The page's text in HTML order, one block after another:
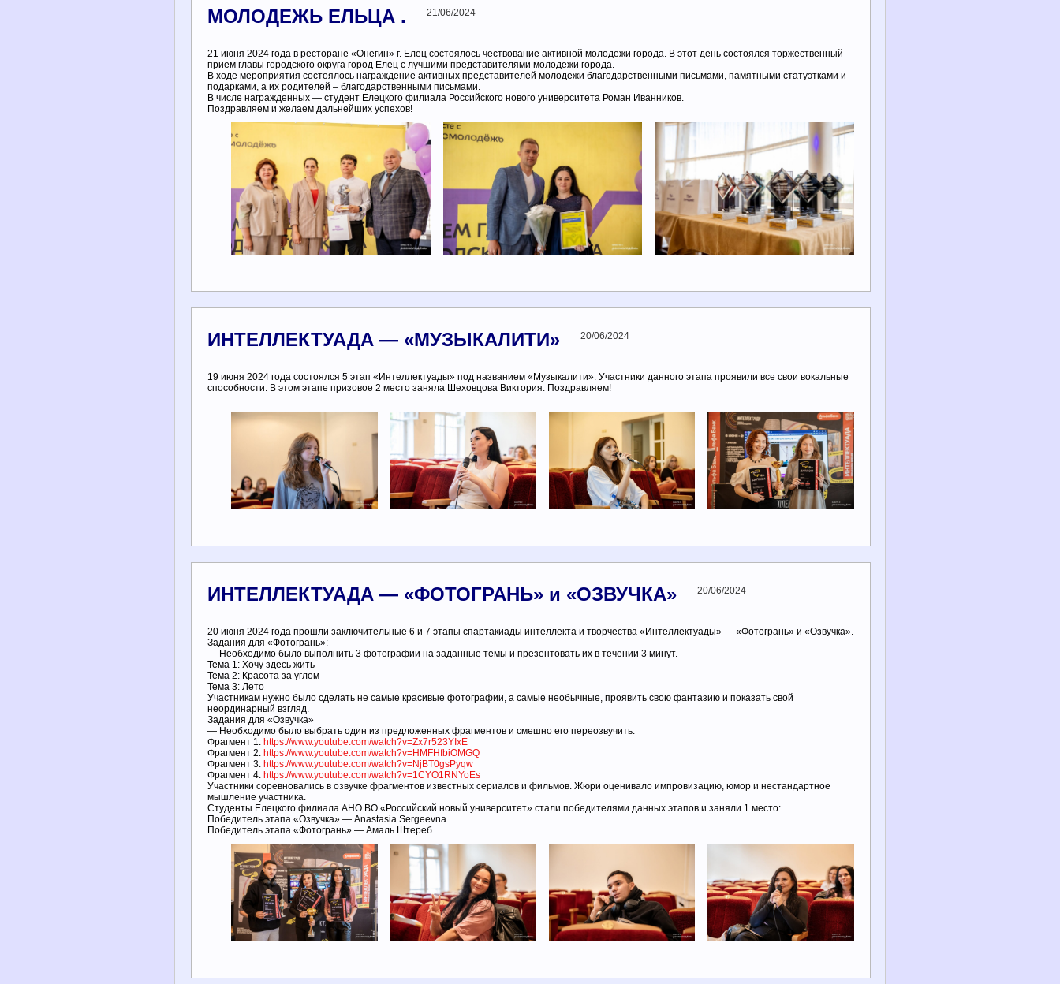
МОЛОДЕЖЬ ЕЛЬЦА . 21/06/2024
21 июня 2024 года в ресторане «Онегин» г. Елец состоялось чествование активной молодежи города. В этот день состоялся торжественный
прием главы городского округа город Елец с лучшими представителями молодежи города.
В ходе мероприятия состоялось награждение активных представителей молодежи благодарственными письмами, памятными статуэтками и
подарками, а их родителей – благодарственными письмами.
В числе награжденных — студент Елецкого филиала Российского нового университета Роман Иванников.
Поздравляем и желаем дальнейших успехов!
ИНТЕЛЛЕКТУАДА — «МУЗЫКАЛИТИ» 20/06/2024
19 июня 2024 года состоялся 5 этап «Интеллектуады» под названием «Музыкалити». Участники данного этапа проявили все свои вокальные
способности. В этом этапе призовое 2 место заняла Шеховцова Виктория. Поздравляем!
ИНТЕЛЛЕКТУАДА — «ФОТОГРАНЬ» и «ОЗВУЧКА» 20/06/2024
20 июня 2024 года прошли заключительные 6 и 7 этапы спартакиады интеллекта и творчества «Интеллектуады» — «Фотогрань» и «Озвучка».
Задания для «Фотогрань»:
— Необходимо было выполнить 3 фотографии на заданные темы и презентовать их в течении 3 минут.
Тема 1: Хочу здесь жить
Тема 2: Красота за углом
Тема 3: Лето
Участникам нужно было сделать не самые красивые фотографии, а самые необычные, проявить свою фантазию и показать свой
неординарный взгляд.
Задания для «Озвучка»
— Необходимо было выбрать один из предложенных фрагментов и смешно его переозвучить.
Фрагмент 1: https://www.youtube.com/watch?v=Zx7r523YIxE
Фрагмент 2: https://www.youtube.com/watch?v=HMFHfbiOMGQ
Фрагмент 3: https://www.youtube.com/watch?v=NjBT0gsPyqw
Фрагмент 4: https://www.youtube.com/watch?v=1CYO1RNYoEs
Участники соревновались в озвучке фрагментов известных сериалов и фильмов. Жюри оценивало импровизацию, юмор и нестандартное
мышление участника.
Студенты Елецкого филиала АНО ВО «Российский новый университет» стали победителями данных этапов и заняли 1 место:
Победитель этапа «Озвучка» — Anastasia Sergeevna.
Победитель этапа «Фотогрань» — Амаль Штереб.